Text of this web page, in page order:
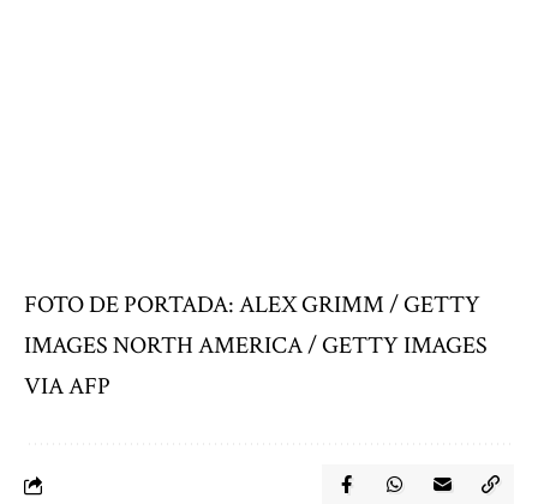
FOTO DE PORTADA: ALEX GRIMM / GETTY
IMAGES NORTH AMERICA / GETTY IMAGES
VIA AFP